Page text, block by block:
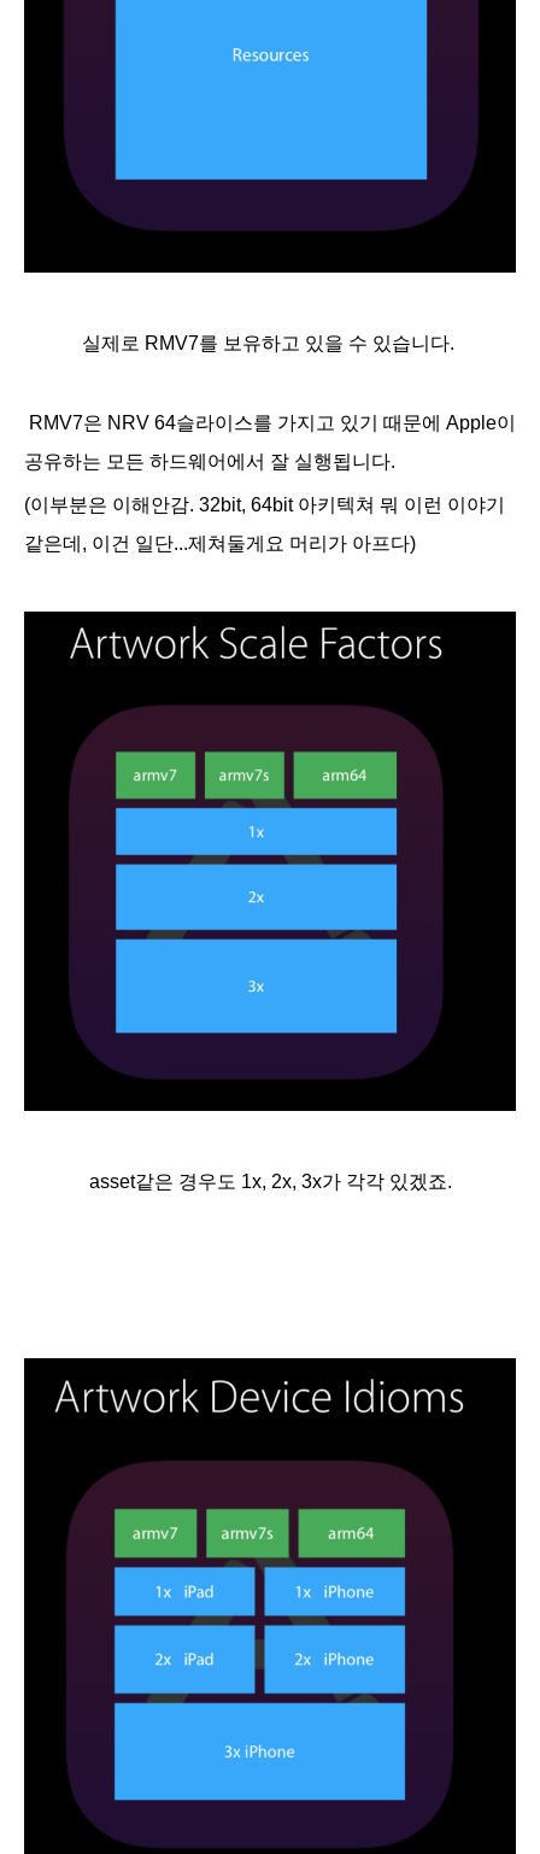
실제로 RMV7를 보유하고 있을 수 있습니다.
RMV7은 NRV 64슬라이스를 가지고 있기 때문에 Apple이
공유하는 모든 하드웨어에서 잘 실행됩니다.
(이부분은 이해안감. 32bit, 64bit 아키텍쳐 뭐 이런 이야기
같은데, 이건 일단...제쳐둘게요 머리가 아프다)
asset같은 경우도 1x, 2x, 3x가 각각 있겠죠.